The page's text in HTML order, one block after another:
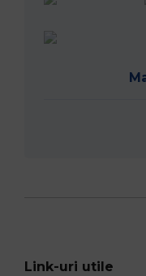
Link-uri utile